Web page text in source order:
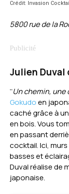
Crédit: Invasion Cocktail
5800 rue de la
Julien Duval
‘‘Un chemin,
Gokudoen
caché grâce à
en bois. Vous
en passant
cocktail. Ici,
basses et
Duval réalise de
japonaise.